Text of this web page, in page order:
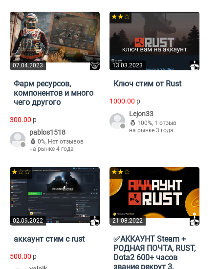
07.04.2023
Фарм ресурсов,
компонентов и много
чего другого
300.00 p
pablos1518
0%, Нет отзывов
на рынке 4 года
13.03.2023
★★☆
Ключ стим от Rust
1000.00 p
Lejon33
100%, 1 отзыв
на рынке 3 года
02.09.2022
★☆☆
аккаунт стим с rust
500.00 p
21.08.2022
★★☆
✅АККАУНТ Steam +
РОДНАЯ ПОЧТА, RUST,
Dota2 600+ часов
звание рекрут 3,